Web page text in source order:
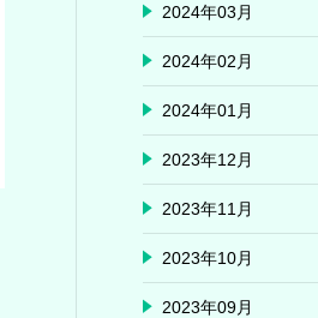
2024年03月
2024年02月
2024年01月
2023年12月
2023年11月
2023年10月
2023年09月